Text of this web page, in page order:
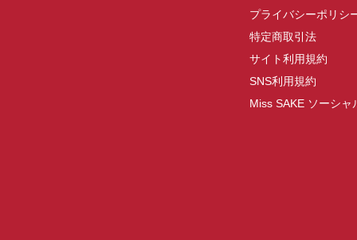
プライバシーポリシ
特定商取引法
サイト利用規約
SNS利用規約
Miss SAKE ソーシ